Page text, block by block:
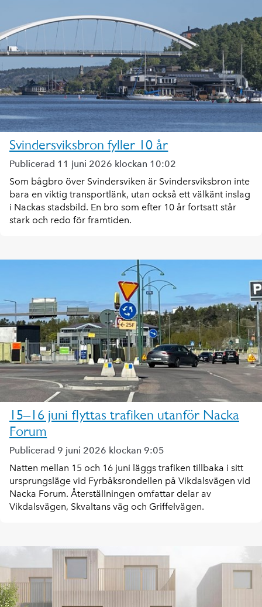
Svindersviksbron fyller 10 år
Publicerad 11 juni 2026 klockan 10:02
Som bågbro över Svindersviken är Svindersviksbron inte
bara en viktig transportlänk, utan också ett välkänt inslag
i Nackas stadsbild. En bro som efter 10 år fortsatt står
stark och redo för framtiden.
15–16 juni flyttas trafiken utanför Nacka
Forum
Publicerad 9 juni 2026 klockan 9:05
Natten mellan 15 och 16 juni läggs trafiken tillbaka i sitt
ursprungsläge vid Fyrbåksrondellen på Vikdalsvägen vid
Nacka Forum. Återställningen omfattar delar av
Vikdalsvägen, Skvaltans väg och Griffelvägen.